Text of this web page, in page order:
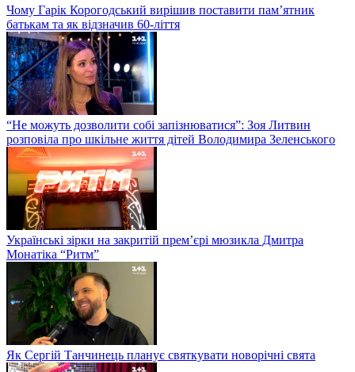
Чому Гарік Корогодський вирішив поставити пам’ятник
батькам та як відзначив 60-ліття
“Не можуть дозволити собі запізнюватися”: Зоя Литвин
розповіла про шкільне життя дітей Володимира Зеленського
Українські зірки на закритій прем’єрі мюзикла Дмитра
Монатіка “Ритм”
Як Сергій Танчинець планує святкувати новорічні свята